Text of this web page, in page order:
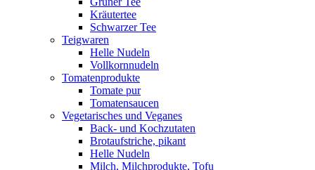
Kräutertee
Schwarzer Tee
Teigwaren
Helle Nudeln
Vollkornnudeln
Tomatenprodukte
Tomate pur
Tomatensaucen
Vegetarisches und Veganes
Back- und Kochzutaten
Brotaufstriche, pikant
Helle Nudeln
Milch, Milchprodukte, Tofu